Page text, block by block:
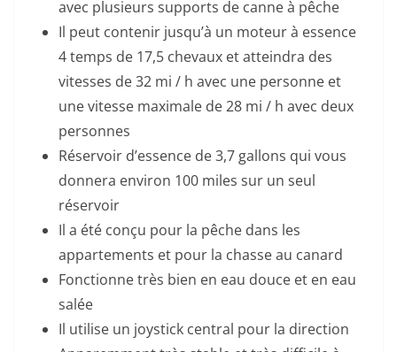
avec plusieurs supports de canne à pêche
Il peut contenir jusqu’à un moteur à essence
4 temps de 17,5 chevaux et atteindra des
vitesses de 32 mi / h avec une personne et
une vitesse maximale de 28 mi / h avec deux
personnes
Réservoir d’essence de 3,7 gallons qui vous
donnera environ 100 miles sur un seul
réservoir
Il a été conçu pour la pêche dans les
appartements et pour la chasse au canard
Fonctionne très bien en eau douce et en eau
salée
Il utilise un joystick central pour la direction